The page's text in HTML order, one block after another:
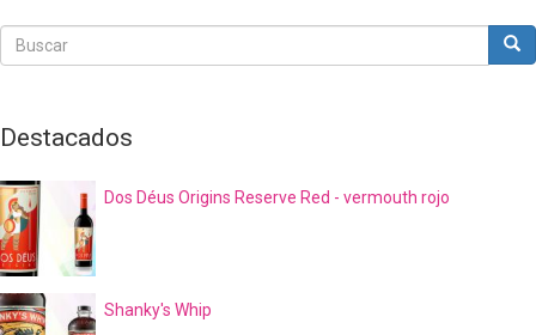
Buscar
Buscar
Destacados
Dos Déus Origins Reserve Red - vermouth rojo
Shanky's Whip